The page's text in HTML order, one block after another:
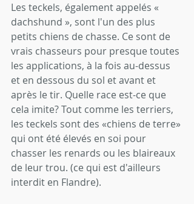
Les teckels, également appelés «
dachshund », sont l'un des plus
petits chiens de chasse. Ce sont de
vrais chasseurs pour presque toutes
les applications, à la fois au-dessus
et en dessous du sol et avant et
après le tir. Quelle race est-ce que
cela imite? Tout comme les terriers,
les teckels sont des «chiens de terre»
qui ont été élevés en soi pour
chasser les renards ou les blaireaux
de leur trou. (ce qui est d'ailleurs
interdit en Flandre).